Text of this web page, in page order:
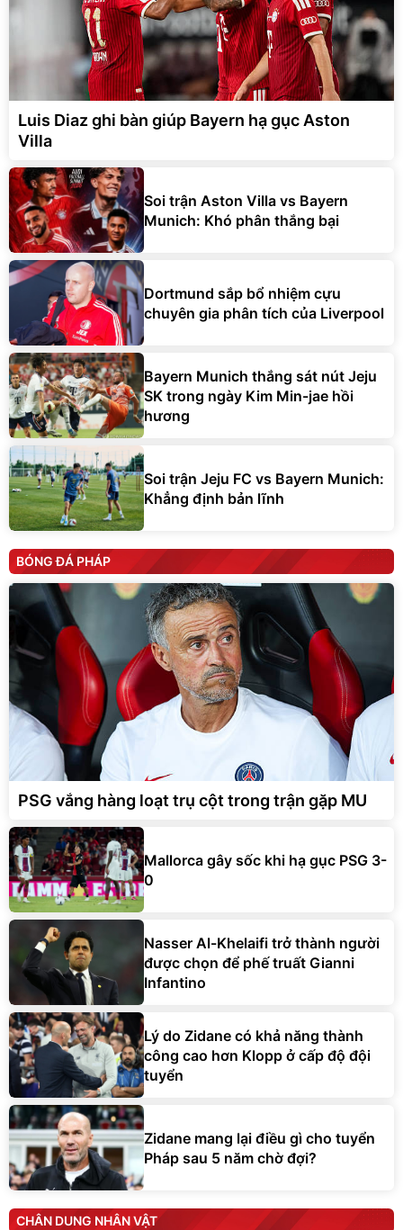
Luis Diaz ghi bàn giúp Bayern hạ gục Aston
Villa
Soi trận Aston Villa vs Bayern
Munich: Khó phân thắng bại
Dortmund sắp bổ nhiệm cựu
chuyên gia phân tích của Liverpool
Bayern Munich thắng sát nút Jeju
SK trong ngày Kim Min-jae hồi
hương
Soi trận Jeju FC vs Bayern Munich:
Khẳng định bản lĩnh
BÓNG ĐÁ PHÁP
PSG vắng hàng loạt trụ cột trong trận gặp MU
Mallorca gây sốc khi hạ gục PSG 3-
0
Nasser Al-Khelaifi trở thành người
được chọn để phế truất Gianni
Infantino
Lý do Zidane có khả năng thành
công cao hơn Klopp ở cấp độ đội
tuyển
Zidane mang lại điều gì cho tuyển
Pháp sau 5 năm chờ đợi?
CHÂN DUNG NHÂN VẬT